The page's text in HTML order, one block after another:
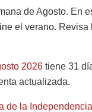
de Agosto. En
el verano. Revisa
2026 tiene 31
actualizada.
de la Independencia